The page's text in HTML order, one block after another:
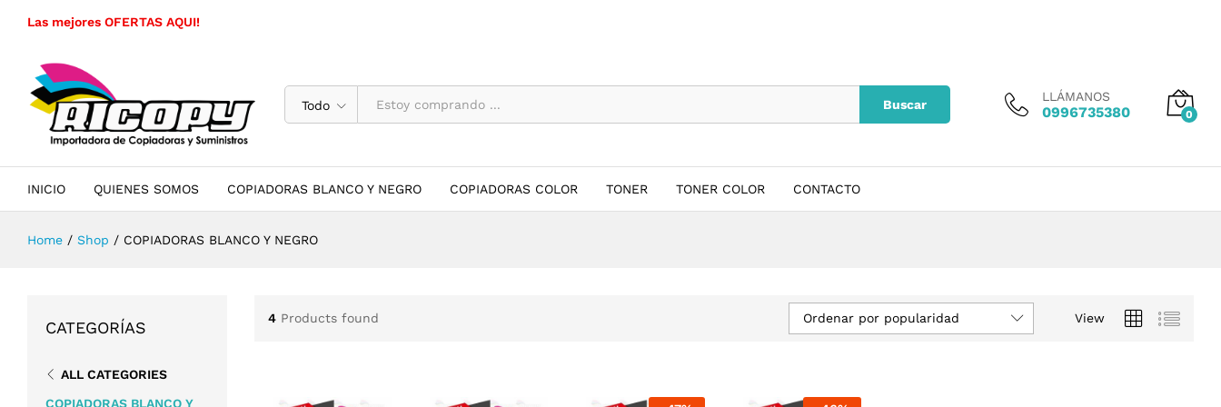
Las mejores OFERTAS AQUI!
Todo Buscar
LLÁMANOS
0996735380 0
INICIO QUIENES SOMOS COPIADORAS BLANCO Y NEGRO COPIADORAS COLOR TONER TONER COLOR CONTACTO
Home / Shop / COPIADORAS BLANCO Y NEGRO
4 Products found View
Ordenar por popularidad
CATEGORÍAS
ALL CATEGORIES
COPIADORAS BLANCO Y